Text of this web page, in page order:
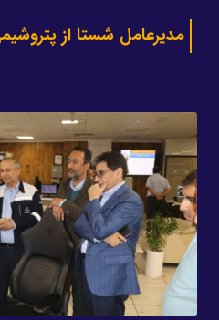
مدیرعامل شستا از